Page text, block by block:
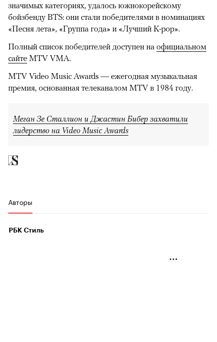
значимых категориях, удалось южнокорейскому
бойзбенду BTS: они стали победителями в номинациях
«Песня лета», «Группа года» и «Лучший K-pop».
Полный список победителей доступен на официальном
сайте MTV VMA.
MTV Video Music Awards — ежегодная музыкальная
премия, основанная телеканалом MTV в 1984 году.
Меган Зе Сталлион и Джастин Бибер захватили
лидерство на Video Music Awards
Авторы
РБК Стиль